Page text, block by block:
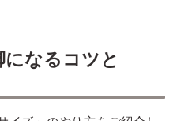
になるコツと